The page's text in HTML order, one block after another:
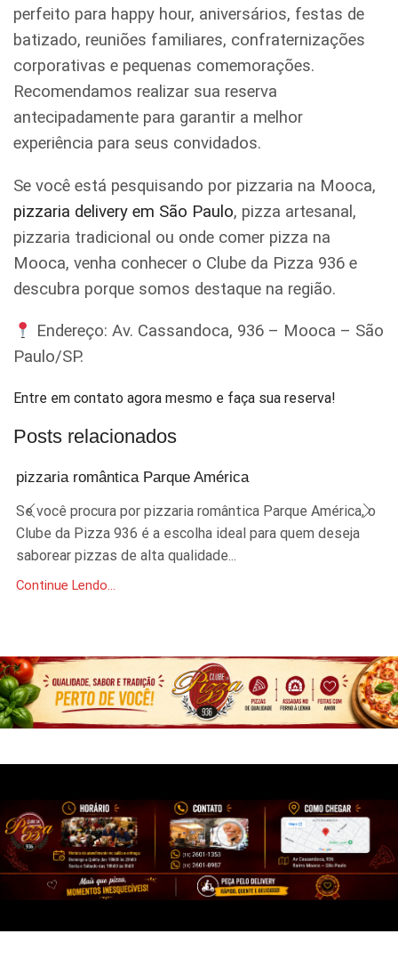
perfeito para happy hour, aniversários, festas de
batizado, reuniões familiares, confraternizações
corporativas e pequenas comemorações.
Recomendamos realizar sua reserva
antecipadamente para garantir a melhor
experiência para seus convidados.
Se você está pesquisando por pizzaria na Mooca,
pizzaria delivery em São Paulo, pizza artesanal,
pizzaria tradicional ou onde comer pizza na
Mooca, venha conhecer o Clube da Pizza 936 e
descubra porque somos destaque na região.
Endereço: Av. Cassandoca, 936 – Mooca – São
Paulo/SP.
Entre em contato agora mesmo e faça sua reserva!
Posts relacionados
pizzaria romântica Parque América
Se você procura por pizzaria romântica Parque América, o
Clube da Pizza 936 é a escolha ideal para quem deseja
saborear pizzas de alta qualidade...
Continue Lendo...